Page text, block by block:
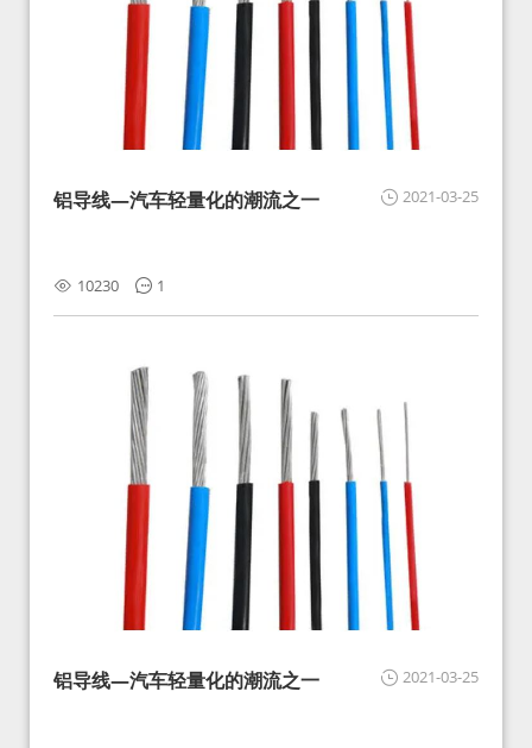
2021-03-25
铝导线—汽车轻量化的潮流之一
10230 1
2021-03-25
铝导线—汽车轻量化的潮流之一